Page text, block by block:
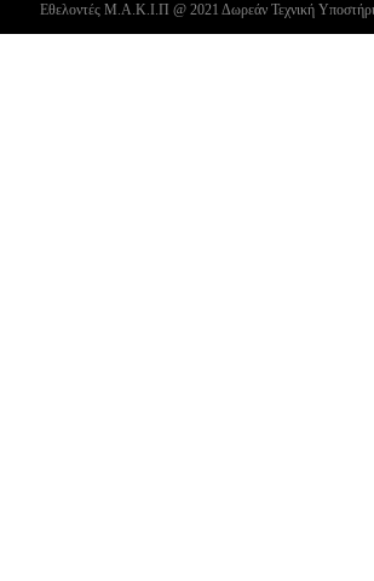
Εθελοντές Μ.Α.Κ.Ι.Π @ 2021 Δωρεάν Τεχνική